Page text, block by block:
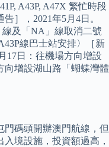
A43P, A47X 繁忙時段
］，2021年5月4日。
及「NA」線取消二號
線巴士站安排〉［新
17日：往機場方向增設
向增設湖山路「蝴蝶灣體
門碼頭開辦澳門航線，但
境設施，投資額過高，